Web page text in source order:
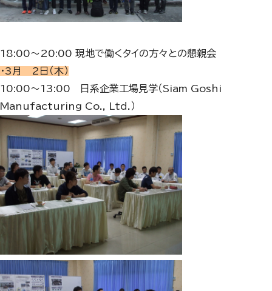
18:00～20:00 現地で働くタイの方々との懇親会
・3月 2日（木）
10:00～13:00 日系企業工場見学（Siam Goshi
Manufacturing Co., Ltd.）